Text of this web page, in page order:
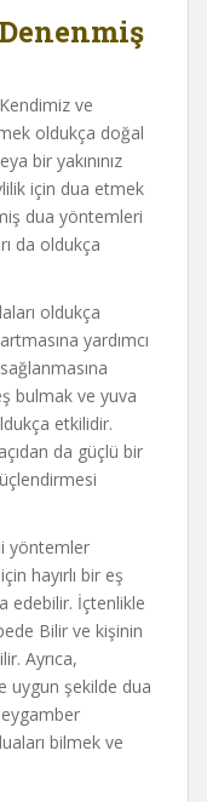
ve
oldukça doğal
bir yakınınız
için dua etmek
dua yöntemleri
da oldukça
oldukça
yardımcı
bulmak ve yuva
etkilidir.
da güçlü bir
yöntemler
hayırlı bir eş
edebilir. İçtenlikle
Bilir ve kişinin
Ayrıca,
uygun şekilde dua
bilmek ve